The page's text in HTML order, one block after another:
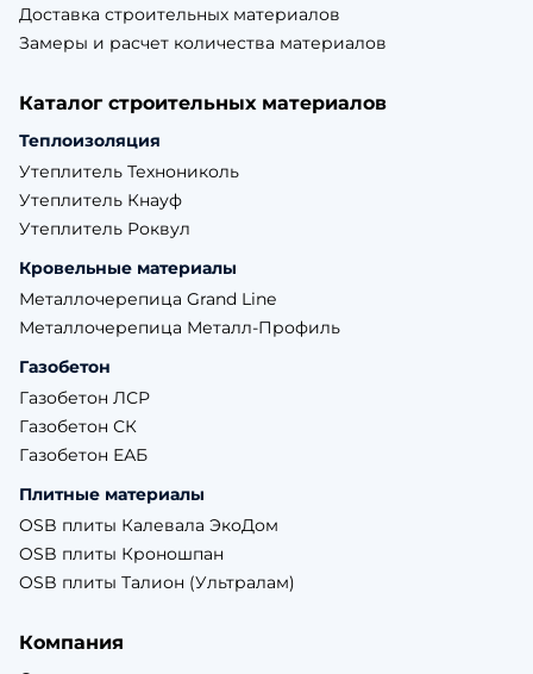
Доставка строительных материалов
Замеры и расчет количества материалов
Каталог строительных материалов
Теплоизоляция
Утеплитель Технониколь
Утеплитель Кнауф
Утеплитель Роквул
Кровельные материалы
Металлочерепица Grand Line
Металлочерепица Металл-Профиль
Газобетон
Газобетон ЛСР
Газобетон СК
Газобетон ЕАБ
Плитные материалы
OSB плиты Калевала ЭкоДом
OSB плиты Кроношпан
OSB плиты Талион (Ультралам)
Компания